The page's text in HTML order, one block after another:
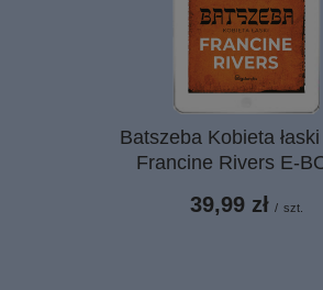
Batszeba Kobieta
Francine Rivers E-
39,99 zł / szt.